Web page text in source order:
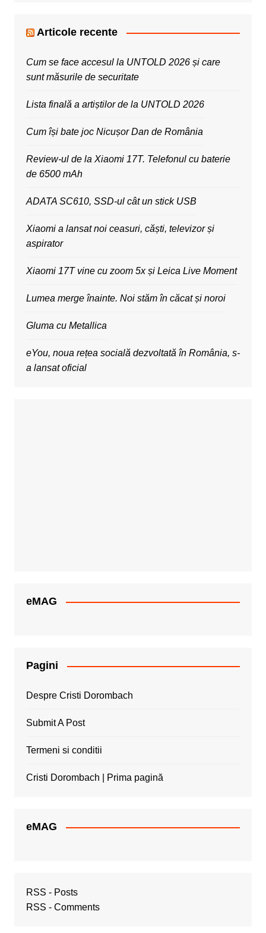
Articole recente
Cum se face accesul la UNTOLD 2026 și care
sunt măsurile de securitate
Lista finală a artiștilor de la UNTOLD 2026
Cum își bate joc Nicușor Dan de România
Review-ul de la Xiaomi 17T. Telefonul cu baterie
de 6500 mAh
ADATA SC610, SSD-ul cât un stick USB
Xiaomi a lansat noi ceasuri, căști, televizor și
aspirator
Xiaomi 17T vine cu zoom 5x și Leica Live Moment
Lumea merge înainte. Noi stăm în căcat și noroi
Gluma cu Metallica
eYou, noua rețea socială dezvoltată în România, s-
a lansat oficial
eMAG
Pagini
Despre Cristi Dorombach
Submit A Post
Termeni si conditii
Cristi Dorombach | Prima pagină
eMAG
RSS - Posts
RSS - Comments